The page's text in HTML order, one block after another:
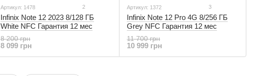
Артикул: 1478 2
Infinix Note 12 2023 8/128 ГБ
White NFC Гарантия 12 мес
8 200 грн
8 099 грн
Артикул: 1372 3
Infinix Note 12 Pro 4G 8/256 ГБ
Grey NFC Гарантия 12 мес
11 700 грн
10 999 грн